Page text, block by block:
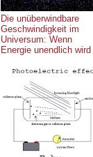
Die unüberwindbare
Geschwindigkeit im
Universum: Wenn
Energie unendlich wird